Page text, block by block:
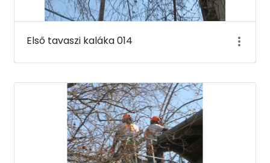
Első tavaszi kaláka 014